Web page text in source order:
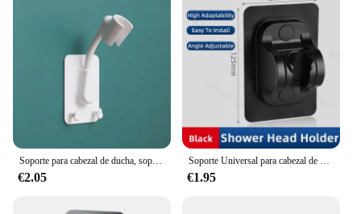
Soporte para cabezal de ducha, soporte para cabezal de ducha autoadhesivo ajustable, soporte de montaje en pared, SPA, baño, Universal, 1 ud.
€2.05
Soporte Universal para cabezal de ducha, soporte para cabezal de ducha sin taladro, soporte ajustable montado en la pared para accesorios de baño, rotación estable
€1.95